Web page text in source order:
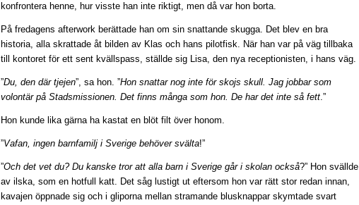
konfrontera henne, hur visste han inte riktigt, men då var hon borta.
På fredagens afterwork berättade han om sin snattande skugga. Det blev en bra
historia, alla skrattade åt bilden av Klas och hans pilotfisk. När han var på väg tillbaka
till kontoret för ett sent kvällspass, ställde sig Lisa, den nya receptionisten, i hans väg.
”Du, den där tjejen”, sa hon. ”Hon snattar nog inte för skojs skull. Jag jobbar som
volontär på Stadsmissionen. Det finns många som hon. De har det inte så fett.”
Hon kunde lika gärna ha kastat en blöt filt över honom.
”Vafan, ingen barnfamilj i Sverige behöver svälta!”
”Och det vet du? Du kanske tror att alla barn i Sverige går i skolan också?” Hon svällde
av ilska, som en hotfull katt. Det såg lustigt ut eftersom hon var rätt stor redan innan,
kavajen öppnade sig och i gliporna mellan stramande blusknappar skymtade svart